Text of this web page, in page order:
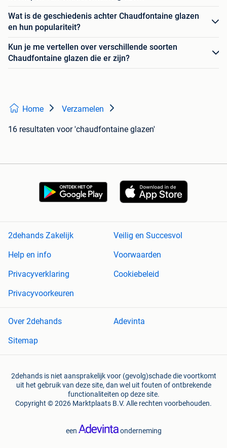
Wat is de geschiedenis achter Chaudfontaine glazen
en hun populariteit?
Kun je me vertellen over verschillende soorten
Chaudfontaine glazen die er zijn?
Home Verzamelen
16 resultaten voor 'chaudfontaine glazen'
2dehands Zakelijk
Veilig en Succesvol
Help en info
Voorwaarden
Privacyverklaring
Cookiebeleid
Privacyvoorkeuren
Over 2dehands
Adevinta
Sitemap
2dehands is niet aansprakelijk voor (gevolg)schade die voortkomt
uit het gebruik van deze site, dan wel uit fouten of ontbrekende
functionaliteiten op deze site.
Copyright © 2026 Marktplaats B.V. Alle rechten voorbehouden.
een onderneming